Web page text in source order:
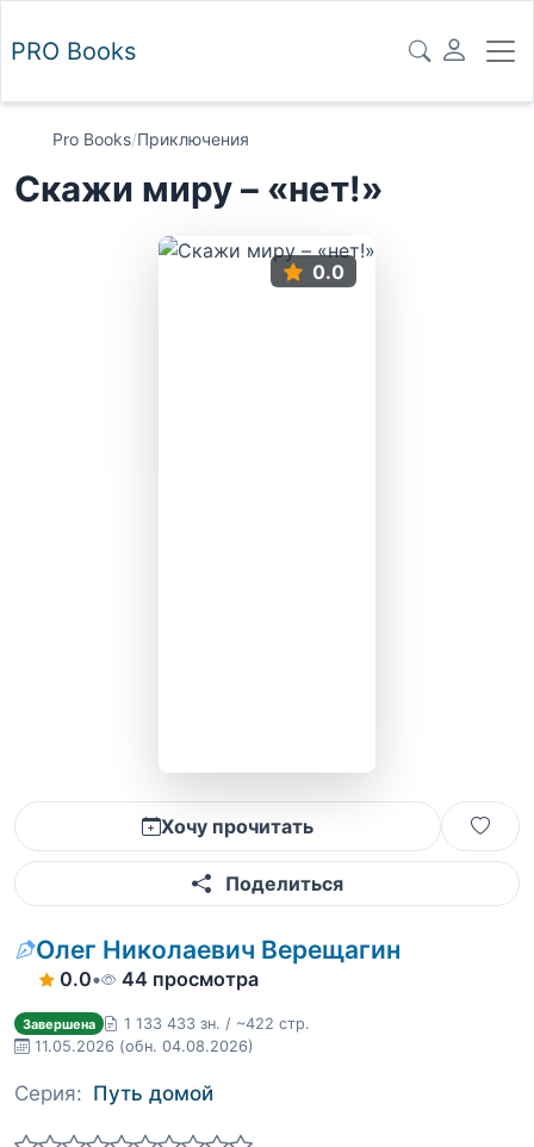
PRO Books
Pro Books/Приключения
Скажи миру – «нет!»
0.0
Хочу прочитать
Поделиться
Олег Николаевич Верещагин
0.0• 44 просмотра
Завершена
1 133 433 зн. / ~422 стр.
11.05.2026 (обн. 04.08.2026)
Серия: Путь домой